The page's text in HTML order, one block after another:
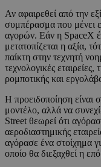
Αν αφαιρεθεί από την
συμπέρασμα που μένει
αγορών. Εάν η SpaceX
μετατοπίζεται η αξία,
παίκτη στην τεχνητή
τεχνολογικές εταιρείες,
ρομποτικής και
Η προειδοποίηση είναι
μοντέλο, αλλά να
Street θεωρεί ότι
αεροδιαστημικής
αγόρασε ένα στοίχημα
οποίο θα διεξαχθεί η